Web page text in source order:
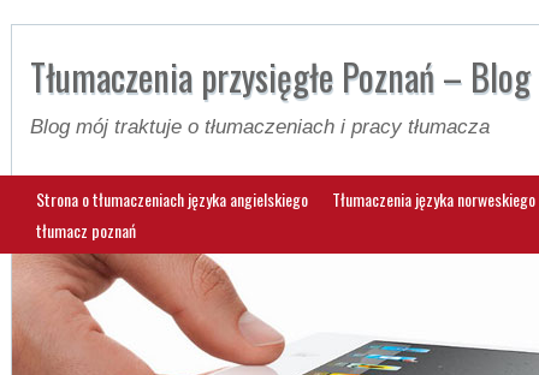
Tłumaczenia przysięgłe Poznań – Blog
Blog mój traktuje o tłumaczeniach i pracy tłumacza
Strona o tłumaczeniach języka angielskiego
Tłumaczenia języka
tłumacz poznań